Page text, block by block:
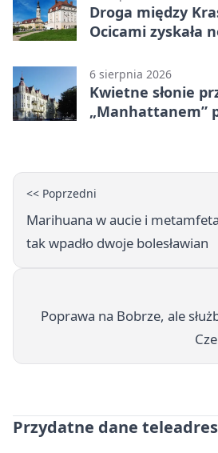
Droga między
Ocicami zyskała
6 sierpnia 2026
Kwietne słonie
„Manhattanem”
<< Poprzedni
Marihuana w aucie i
tak wpadło dwoje bolesławian
Poprawa na Bobrze, ale
Przydatne dane